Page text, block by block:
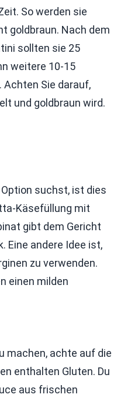
So werden sie
goldbraun. Nach dem
sollten sie 25
weitere 10-15
Sie darauf,
und goldbraun wird.
suchst, ist dies
Käsefüllung mit
gibt dem Gericht
Eine andere Idee ist,
zu verwenden.
einen milden
machen, achte auf die
enthalten Gluten. Du
aus frischen